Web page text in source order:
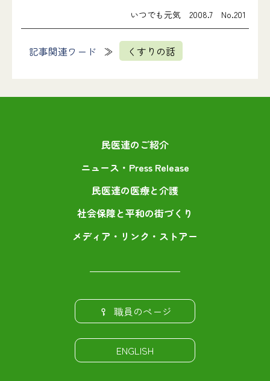
いつでも元気 2008.7 No.201
記事関連ワード くすりの話
民医連のご紹介
ニュース・Press Release
民医連の医療と介護
社会保障と平和の街づくり
メディア・リンク・ストアー
職員のページ
ENGLISH